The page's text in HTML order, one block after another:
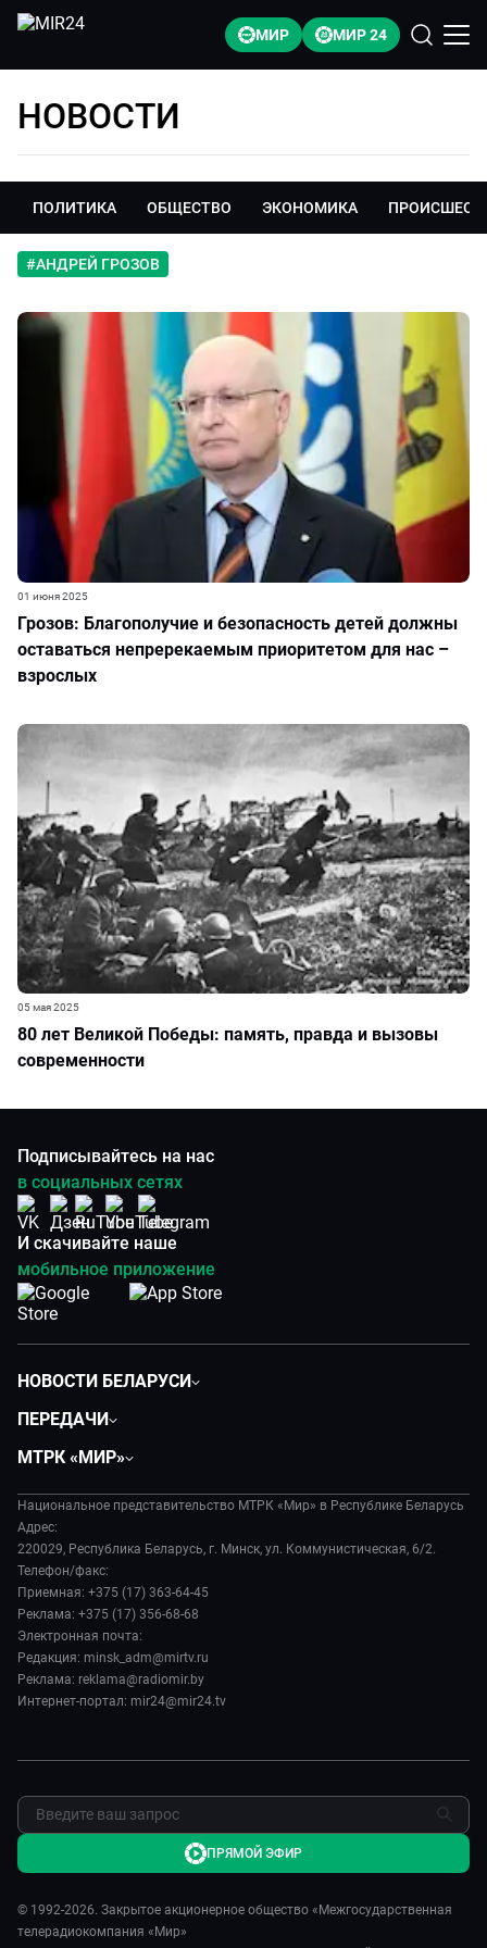
МИР МИР 24
НОВОСТИ
ПОЛИТИКА ОБЩЕСТВО ЭКОНОМИКА
#АНДРЕЙ ГРОЗОВ
Грозов: Благополучие и безопасность детей должны
оставаться непререкаемым приоритетом для нас –
взрослых
01 июня 2025
80 лет Великой Победы: память, правда и вызовы
современности
05 мая 2025
Подписывайтесь на нас
в социальных сетях
И скачивайте наше
мобильное приложение
НОВОСТИ БЕЛАРУСИ
Экономика
Происшествия
Наука и технологии
Здоровье и медицина
Авто
Культура
Спорт
ПЕРЕДАЧИ
Все как у людей
Вместе выгодно
Евразия. Культурно
Евразия. Регионы
Наши иностранцы
Пять причин поехать в...
Сделано в Содружестве
МТРК «МИР»
История
Руководство
Лица мира
Новости
Пресса о нас
Карьера
Реклама
Национальное представительство МТРК «Мир» в Республике Беларусь
Адрес:
220029, Республика Беларусь, г. Минск, ул. Коммунистическая, 6/2.
Телефон/факс:
Приемная: +375 (17) 363-64-45
Реклама: +375 (17) 356-68-68
Электронная почта:
Редакция: minsk_adm@mirtv.ru
Реклама: reklama@radiomir.by
Интернет-портал: mir24@mir24.tv
© 1992-2026. Закрытое акционерное общество «Межгосударственная
телерадиокомпания «Мир»
ПРЯМОЙ ЭФИР